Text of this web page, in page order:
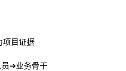
项目证据
➔业务骨干